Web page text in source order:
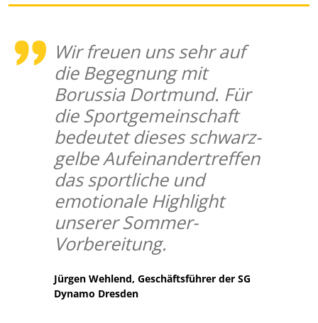
Wir freuen uns sehr auf
die Begegnung mit
Borussia Dortmund. Für
die Sportgemeinschaft
bedeutet dieses schwarz-
gelbe Aufeinandertreffen
das sportliche und
emotionale Highlight
unserer Sommer-
Vorbereitung.
Jürgen Wehlend, Geschäftsführer der SG
Dynamo Dresden